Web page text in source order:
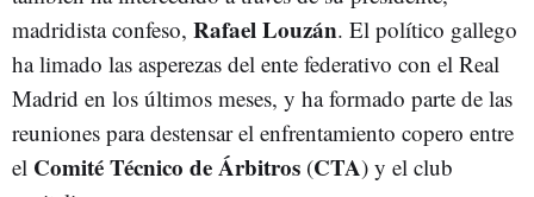
madridista confeso, Rafael Louzán. El político gallego
ha limado las asperezas del ente federativo con el Real
Madrid en los últimos meses, y ha formado parte de las
reuniones para destensar el enfrentamiento copero entre
el Comité Técnico de Árbitros (CTA) y el club